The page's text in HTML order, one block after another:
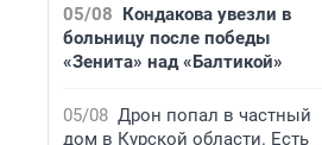
05/08 Кондакова увезли в
больницу после победы
«Зенита» над «Балтикой»
05/08 Дрон попал в частный
дом в Курской области. Есть